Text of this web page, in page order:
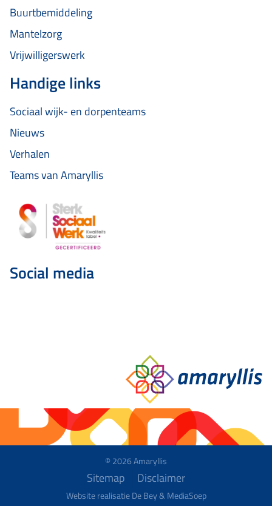
Buurtbemiddeling
Mantelzorg
Vrijwilligerswerk
Handige links
Sociaal wijk- en dorpenteams
Nieuws
Verhalen
Teams van Amaryllis
Social media
© 2026 Amaryllis
Sitemap Disclaimer
Website realisatie De Bey & MediaSoep